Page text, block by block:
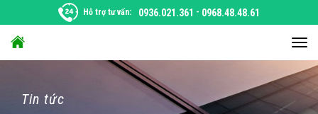
dung
Hỗ trợ tư vấn: 0936.021.361 - 0968.48.48.61
đổi
điều
Tin tức